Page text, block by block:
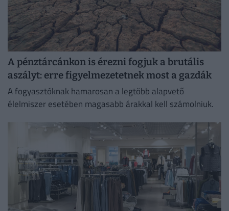
A pénztárcánkon is érezni fogjuk a brutális
aszályt: erre figyelmezetetnek most a gazdák
A fogyasztóknak hamarosan a legtöbb alapvető
élelmiszer esetében magasabb árakkal kell számolniuk.